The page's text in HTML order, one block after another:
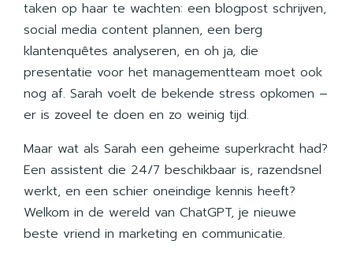
taken op haar te wachten: een blogpost schrijven,
social media content plannen, een berg
klantenquêtes analyseren, en oh ja, die
presentatie voor het managementteam moet ook
nog af. Sarah voelt de bekende stress opkomen –
er is zoveel te doen en zo weinig tijd.
Maar wat als Sarah een geheime superkracht had?
Een assistent die 24/7 beschikbaar is, razendsnel
werkt, en een schier oneindige kennis heeft?
Welkom in de wereld van ChatGPT, je nieuwe
beste vriend in marketing en communicatie.